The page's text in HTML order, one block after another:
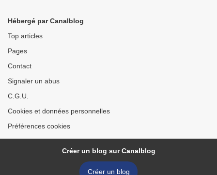
Hébergé par Canalblog
Top articles
Pages
Contact
Signaler un abus
C.G.U.
Cookies et données personnelles
Préférences cookies
Créer un blog sur Canalblog
Créer un blog